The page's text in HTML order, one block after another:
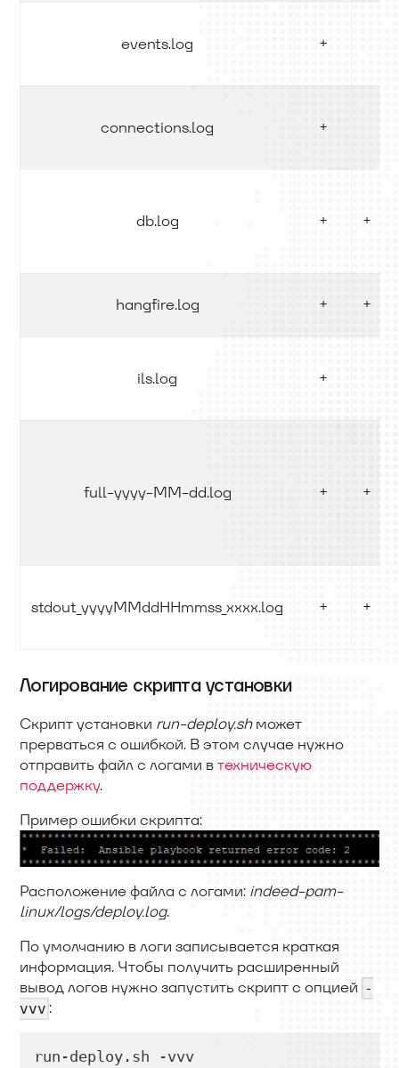
events.log +
connections.log +
db.log + +
hangfire.log + +
ils.log +
full-yyyy-MM-dd.log + +
stdout_yyyyMMddHHmmss_xxxx.log + +
Логирование скрипта установки
Скрипт установки run-deploy.shможет
прерваться с ошибкой. В этом случае нужно
отправить файл с логами втехническую
поддержку.
Пример ошибки скрипта:
Расположение файла с логами: indeed-pam-
linux/logs/deploy.log.
По умолчанию в логи записывается краткая
информация. Чтобы получить расширенный
вывод логов нужно запустить скрипт с опцией -
vvv :
run-deploy.sh -vvv